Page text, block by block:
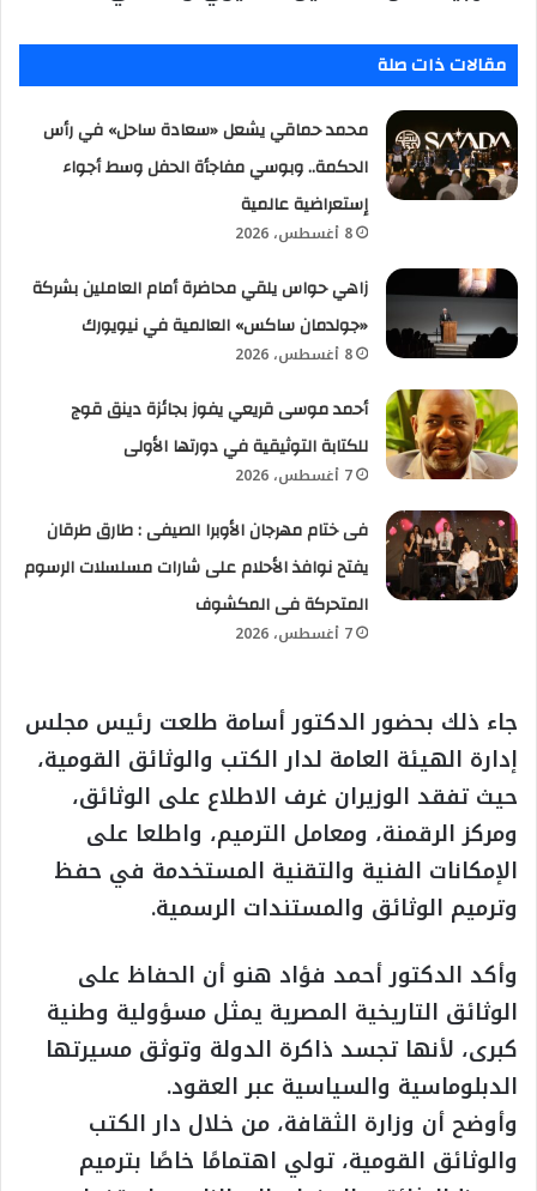
مقالات ذات صلة
محمد حماقي يشعل «سعادة ساحل» في رأس
الحكمة.. وبوسي مفاجأة الحفل وسط أجواء
إستعراضية عالمية
8 أغسطس، 2026
زاهي حواس يلقي محاضرة أمام العاملين بشركة
«جولدمان ساكس» العالمية في نيويورك
8 أغسطس، 2026
أحمد موسى قريعي يفوز بجائزة دينق قوج
للكتابة التوثيقية في دورتها الأولى
7 أغسطس، 2026
فى ختام مهرجان الأوبرا الصيفى : طارق طرقان
يفتح نوافذ الأحلام على شارات مسلسلات الرسوم
المتحركة فى المكشوف
7 أغسطس، 2026
جاء ذلك بحضور الدكتور أسامة طلعت رئيس مجلس
إدارة الهيئة العامة لدار الكتب والوثائق القومية،
حيث تفقد الوزيران غرف الاطلاع على الوثائق،
ومركز الرقمنة، ومعامل الترميم، واطلعا على
الإمكانات الفنية والتقنية المستخدمة في حفظ
وترميم الوثائق والمستندات الرسمية.
وأكد الدكتور أحمد فؤاد هنو أن الحفاظ على
الوثائق التاريخية المصرية يمثل مسؤولية وطنية
كبرى، لأنها تجسد ذاكرة الدولة وتوثق مسيرتها
الدبلوماسية والسياسية عبر العقود.
وأوضح أن وزارة الثقافة، من خلال دار الكتب
والوثائق القومية، تولي اهتمامًا خاصًا بترميم